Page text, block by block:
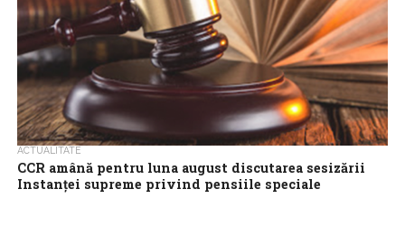
ACTUALITATE
CCR amână pentru luna august discutarea sesizării
Instanţei supreme privind pensiile speciale